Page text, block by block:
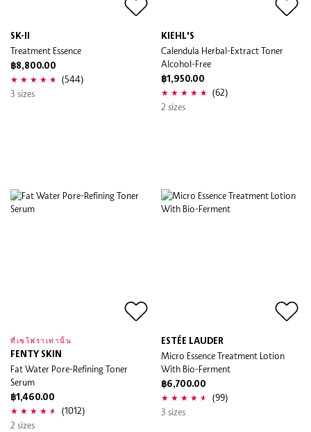
SK-II
Treatment Essence
฿8,800.00
(544)
3 sizes
KIEHL'S
Calendula Herbal-Extract Toner
Alcohol-Free
฿1,950.00
(62)
2 sizes
ที่เซโฟราเท่านั้น
FENTY SKIN
Fat Water Pore-Refining Toner
Serum
฿1,460.00
(1012)
2 sizes
ESTÉE LAUDER
Micro Essence Treatment Lotion
With Bio-Ferment
฿6,700.00
(99)
3 sizes